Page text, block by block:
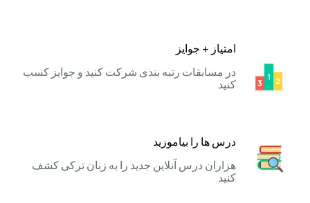
امتیاز + جوایز
در مسابقات رتبه بندی شرکت کنید و جوایز کسب
کنید
درس ها را بیاموزید
هزاران درس آنلاین جدید را به زبان ترکی کشف
کنید